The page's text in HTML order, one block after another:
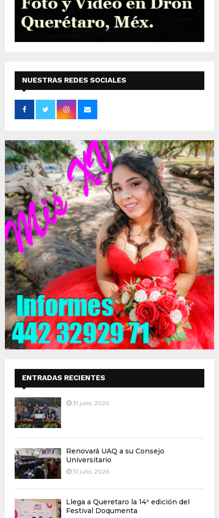
NUESTRAS REDES SOCIALES
ENTRADAS RECIENTES
31 julio, 2026
Renovará UAQ a su Consejo
Universitario
31 julio, 2026
Llega a Queretaro la 14ª edición del
Festival Doqumenta